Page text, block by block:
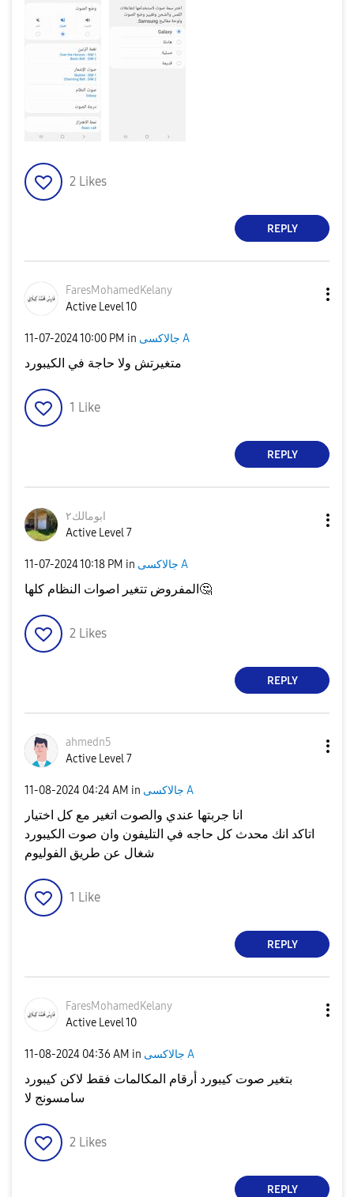
2 Likes
REPLY
FaresMohamedKelany
Active Level 10
‎11-07-202410:00 PM in جالاكسى A
متغيرتش ولا حاجة في الكيبورد
1 Like
REPLY
ابومالك٢
Active Level 7
‎11-07-202410:18 PM in جالاكسى A
المفروض تتغير اصوات النظام كلها 🤔
2 Likes
REPLY
ahmedn5
Active Level 7
‎11-08-2024 04:24 AM in جالاكسى A
انا جربتها عندي والصوت اتغير مع كل اختيار
اتاكد انك محدث كل حاجه في التليفون وان صوت الكيبورد
شغال عن طريق الفوليوم
1 Like
REPLY
FaresMohamedKelany
Active Level 10
‎11-08-2024 04:36 AM in جالاكسى A
بتغير صوت كيبورد أرقام المكالمات فقط لاكن كيبورد
سامسونج لا
2 Likes
REPLY